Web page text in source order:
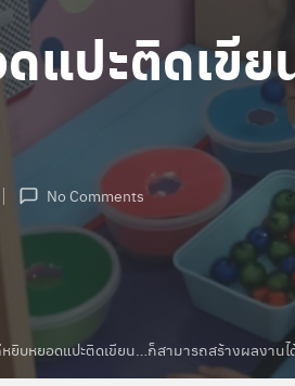
แปะติดเขี
No Comments
ยิบหยอดแปะติดเขียน…ก็สามารถสร้างผลงาน